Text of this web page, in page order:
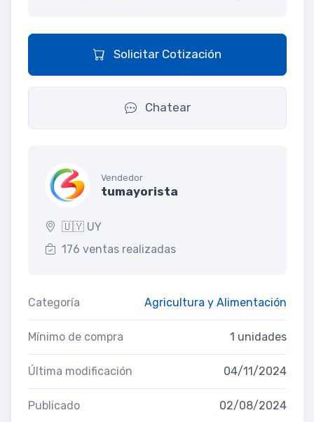
Solicitar Cotización
Chatear
Vendedor
tumayorista
🇺🇾 UY
176 ventas realizadas
Categoría Agricultura y Alimentación
Mínimo de compra 1 unidades
Última modificación 04/11/2024
Publicado 02/08/2024